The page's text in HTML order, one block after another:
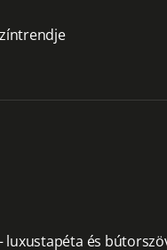
luxustapéta és